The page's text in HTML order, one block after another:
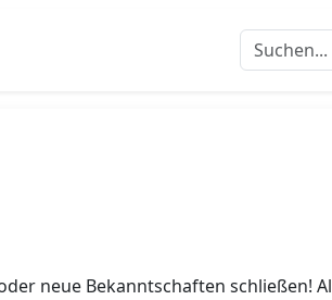
neue Bekanntschaften schließen!